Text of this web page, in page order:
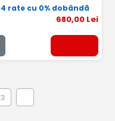
4 rate cu 0% dobândă
680,00 Lei
3